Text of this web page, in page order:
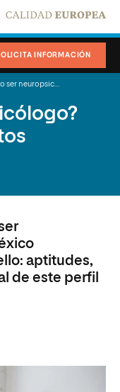
INFORMACIÓN
aptitudes,
de este perfil